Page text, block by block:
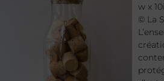
w x
© La